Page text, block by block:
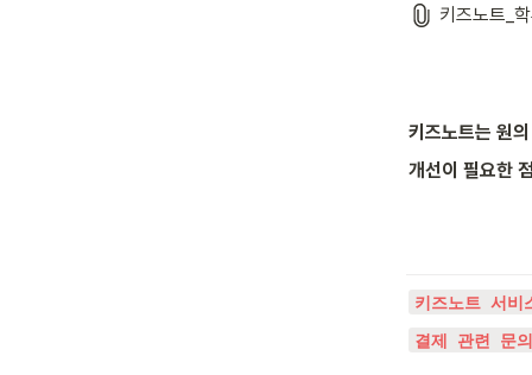
키즈노트_
키즈노트는 원
개선이 필요한
키즈노트 서
결제 관련 문